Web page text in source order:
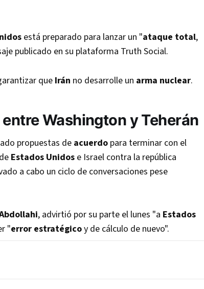
está preparado para lanzar un "ataque total,
publicado en su plataforma Truth Social.
que Irán no desarrolle un arma nuclear.
entreWashington y Teherán
propuestas de acuerdo para terminar con el
Estados Unidos e Israel contra la república
a cabo un ciclo de conversaciones pese
, advirtió por su parte el lunes "a Estados
"error estratégicoy de cálculo de nuevo".